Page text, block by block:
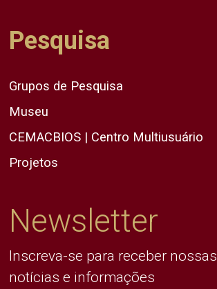
Pesquisa
Grupos de Pesquisa
Museu
CEMACBIOS | Centro Multiusuário
Projetos
Newsletter
Inscreva-se para receber nossas
notícias e informações